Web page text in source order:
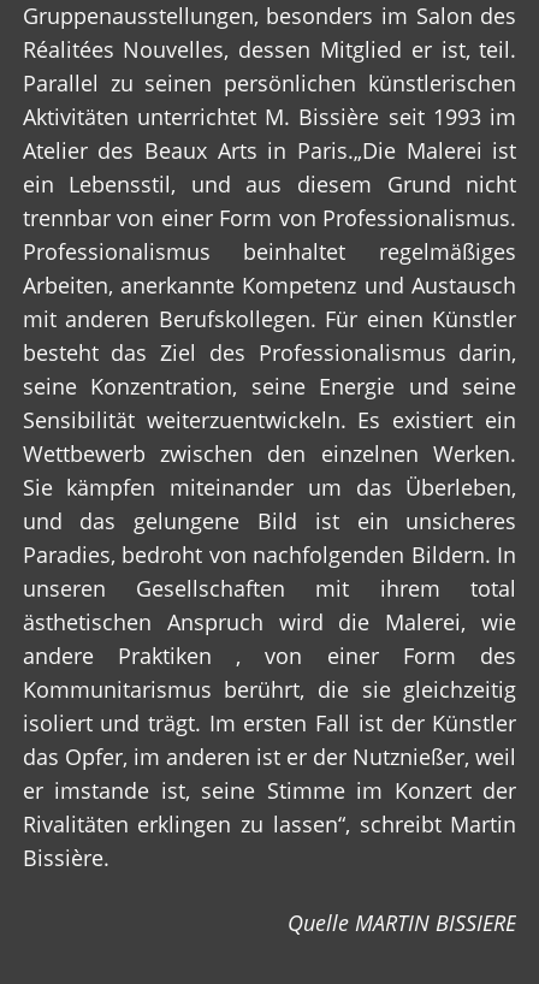
Gruppenausstellungen, besonders im Salon des
Réalitées Nouvelles, dessen Mitglied er ist, teil.
Parallel zu seinen persönlichen künstlerischen
Aktivitäten unterrichtet M. Bissière seit 1993 im
Atelier des Beaux Arts in Paris.„Die Malerei ist
ein Lebensstil, und aus diesem Grund nicht
trennbar von einer Form von Professionalismus.
Professionalismus beinhaltet regelmäßiges
Arbeiten, anerkannte Kompetenz und Austausch
mit anderen Berufskollegen. Für einen Künstler
besteht das Ziel des Professionalismus darin,
seine Konzentration, seine Energie und seine
Sensibilität weiterzuentwickeln. Es existiert ein
Wettbewerb zwischen den einzelnen Werken.
Sie kämpfen miteinander um das Überleben,
und das gelungene Bild ist ein unsicheres
Paradies, bedroht von nachfolgenden Bildern. In
unseren Gesellschaften mit ihrem total
ästhetischen Anspruch wird die Malerei, wie
andere Praktiken , von einer Form des
Kommunitarismus berührt, die sie gleichzeitig
isoliert und trägt. Im ersten Fall ist der Künstler
das Opfer, im anderen ist er der Nutznießer, weil
er imstande ist, seine Stimme im Konzert der
Rivalitäten erklingen zu lassen“, schreibt Martin
Bissière.
Quelle MARTIN BISSIERE